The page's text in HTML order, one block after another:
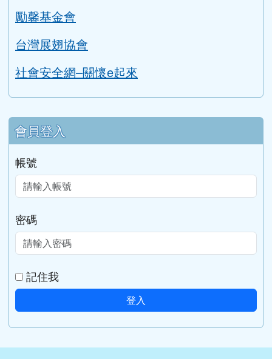
勵馨基金會
台灣展翅協會
社會安全網–關懷e起來
會員登入
帳號
密碼
記住我
登入